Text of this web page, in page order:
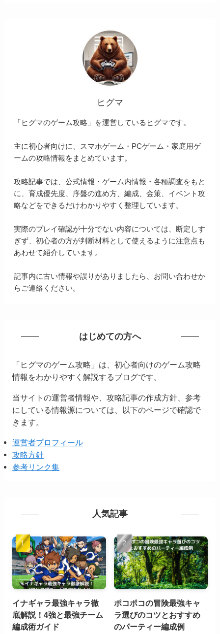
ヒグマ
「ヒグマのゲーム攻略」を運営しているヒグマです。
主に初心者向けに、スマホゲーム・PCゲーム・家庭用ゲ
ームの攻略情報をまとめています。
攻略記事では、公式情報・ゲーム内情報・各種調査をもと
に、育成優先度、序盤の進め方、編成、金策、イベント攻
略などをできるだけわかりやすく整理しています。
実際のプレイ確認が十分でない内容については、断定しす
ぎず、初心者の方が判断材料として使えるように注意点も
あわせて紹介しています。
記事内に古い情報や誤りがありましたら、お問い合わせか
らご連絡ください。
はじめての方へ
「ヒグマのゲーム攻略」は、初心者向けのゲーム攻略
情報をわかりやすく解説するブログです。
当サイトの運営者情報や、攻略記事の作成方針、参考
にしている情報源については、以下のページで確認で
きます。
運営者プロフィール
攻略方針
参考リンク集
人気記事
イナギャラ最強キャラ徹
底解説！4強と最強チーム
編成術ガイド
ポコポコの冒険最強キャ
ラ選びのコツとおすすめ
のパーティー編成例